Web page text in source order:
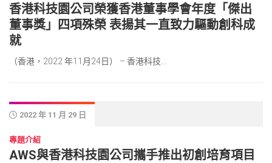
香港科技園公司榮獲香港董事學會年度「傑出
董事獎」四項殊榮 表揚其一直致力驅動創科成
就
（香港，2022 年11月24日） – 香港科技...
2022 年 11 月 29 日
專題介紹
AWS與香港科技園公司攜手推出初創培育項目